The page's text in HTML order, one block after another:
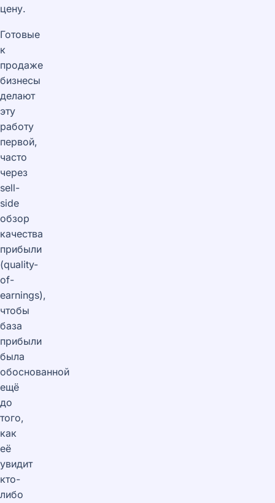
цену.
Готовые
к
продаже
бизнесы
делают
эту
работу
первой,
часто
через
sell-
side
обзор
качества
прибыли
(quality-
of-
earnings),
чтобы
база
прибыли
была
обоснованной
ещё
до
того,
как
её
увидит
кто-
либо